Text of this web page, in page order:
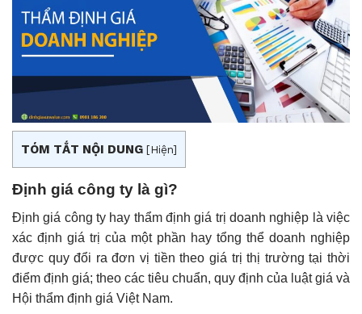
TÓM TẮT NỘI DUNG [Hiện]
Định giá công ty là gì?
Định giá công ty hay thẩm định giá trị doanh nghiệp là việc
xác định giá trị của một phần hay tổng thể doanh nghiệp
được quy đổi ra đơn vị tiền theo giá trị thị trường tại thời
điểm định giá; theo các tiêu chuẩn, quy định của luật giá và
Hội thẩm định giá Việt Nam.